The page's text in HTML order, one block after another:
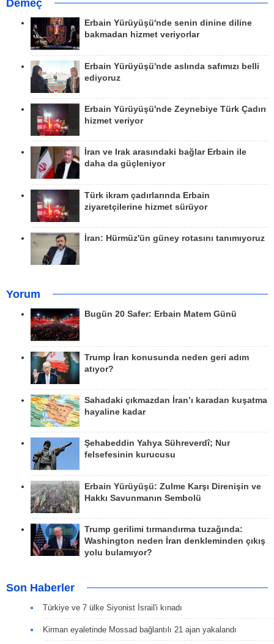
Demeç
Erbain Yürüyüşü'nde senin dinine diline
bakmadan hizmet veriyorlar
Erbain Yürüyüşü'nde aslında safımızı belli
ediyoruz
Erbain Yürüyüşü'nde Zeynebiye Türk Çadırı
hizmet veriyor
İran ve Irak arasındaki bağlar Erbain ile
daha da güçleniyor
Türk ikram çadırlarında Erbain
ziyaretçilerine hizmet sürüyor
İran: Hürmüz'ün güney rotasını tanımıyoruz
Yorum
Bugün 20 Safer: Erbain Matem Günü
Trump İran konusunda neden geri adım
atıyor?
Sahadaki çıkmazdan İran’ı karadan kuşatma
hayaline kadar
Şehabeddin Yahya Sühreverdî; Nur
felsefesinin kurucusu
Erbain Yürüyüşü: Zulme Karşı Direnişin ve
Hakkı Savunmanın Sembolü
Trump gerilimi tırmandırma tuzağında:
Washington neden İran denkleminden çıkış
yolu bulamıyor?
Son Haberler
Türkiye ve 7 ülke Siyonist İsrail'i kınadı
Kirman eyaletinde Mossad bağlantılı 21 ajan yakalandı